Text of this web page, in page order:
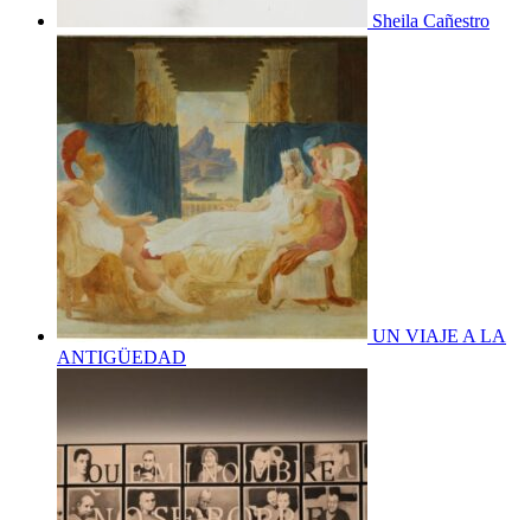
Sheila Cañestro
UN VIAJE A LA
ANTIGÜEDAD